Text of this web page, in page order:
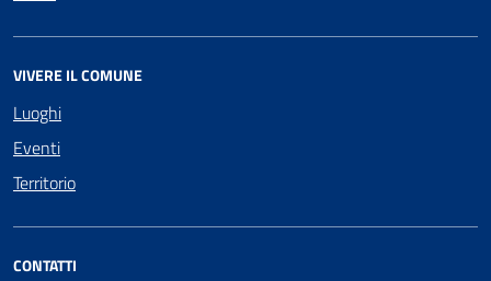
VIVERE IL COMUNE
Luoghi
Eventi
Territorio
CONTATTI